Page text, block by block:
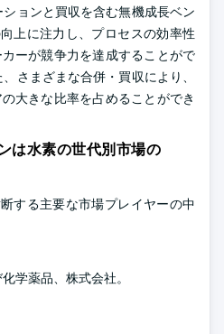
ョンと買収を含む無機成長ベン
上に注力し、プロセスの効率性
ーが競争力を達成することがで
さまざまな合併・買収により、
大きな比率を占めることができ
は水素の世代別市場の
する主要な市場プレイヤーの中
学薬品、株式会社。